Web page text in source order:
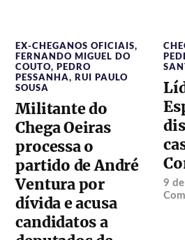
EX-CHEGANOS OFICIAIS,
FERNANDO MIGUEL DO
COUTO,PEDRO
PESSANHA,RUI PAULO
SOUSA
Militante do
Chega Oeiras
processa o
partido de André
Ventura por
dívida e acusa
candidatos a
9